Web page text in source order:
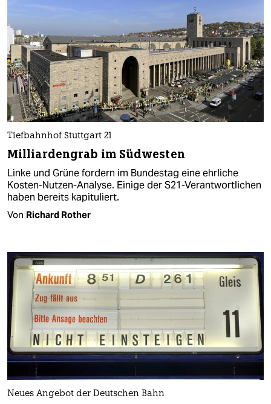
Tiefbahnhof Stuttgart 21
Milliardengrab im Südwesten
Linke und Grüne fordern im Bundestag eine ehrliche
Kosten-Nutzen-Analyse. Einige der S21-Verantwortlichen
haben bereits kapituliert.
Von Richard Rother
Neues Angebot der Deutschen Bahn